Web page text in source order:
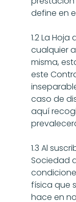
define en
1.2 La
cualquier
misma,
este
caso de
aquí
1.3 Al
Sociedad
física que
hace en